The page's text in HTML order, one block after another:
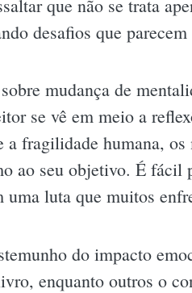
que não se trata
desafios que
mudança de
se vê em meio a
fragilidade humana,
ao seu objetivo. É fácil
luta que muitos
do impacto
enquanto outros o